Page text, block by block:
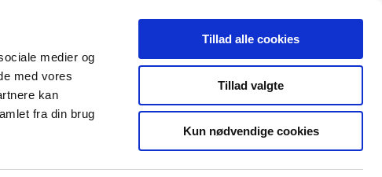
medier og
med vores
kan
fra din brug
Tillad alle cookies
Tillad valgte
Kun nødvendige cookies
Udgivelser
Medicinsk
Særlige
produktområder